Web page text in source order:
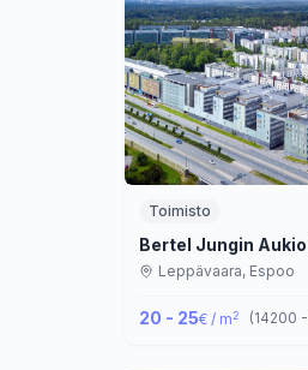
Toimisto
Bertel Jungin Aukio
Leppävaara, Espoo
20 - 25€ / m2 (14200